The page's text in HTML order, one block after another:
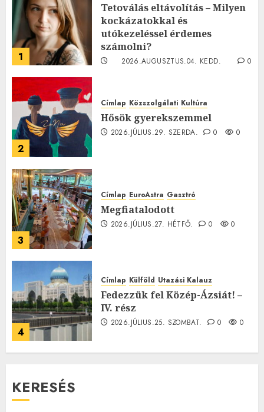
1
Tetoválás eltávolítás – Milyen
kockázatokkal és
utókezeléssel érdemes
számolni?
2026.AUGUSZTUS.04. KEDD.
0
2
Címlap Közszolgálati Kultúra
Hősök gyerekszemmel
2026.JÚLIUS.29. SZERDA. 0 0
3
Címlap EuroAstra Gasztró
Megfiatalodott
2026.JÚLIUS.27. HÉTFŐ. 0 0
4
Címlap Külföld Utazási Kalauz
Fedezzük fel Közép-Ázsiát! –
IV. rész
2026.JÚLIUS.25. SZOMBAT. 0 0
KERESÉS